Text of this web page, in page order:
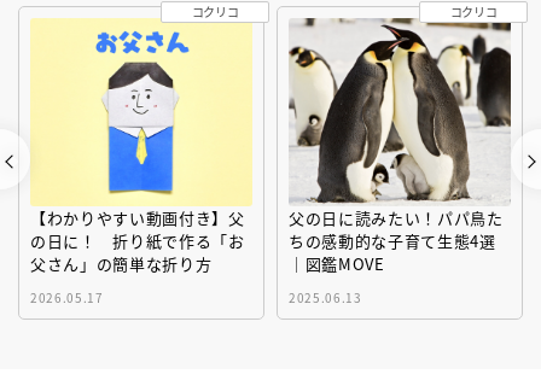
【わかりやすい動画付き】父
の日に！ 折り紙で作る「お
父さん」の簡単な折り方
2026.05.17
コクリコ
父の日に読みたい！パパ鳥た
ちの感動的な子育て生態4選
｜図鑑MOVE
2025.06.13
コクリコ